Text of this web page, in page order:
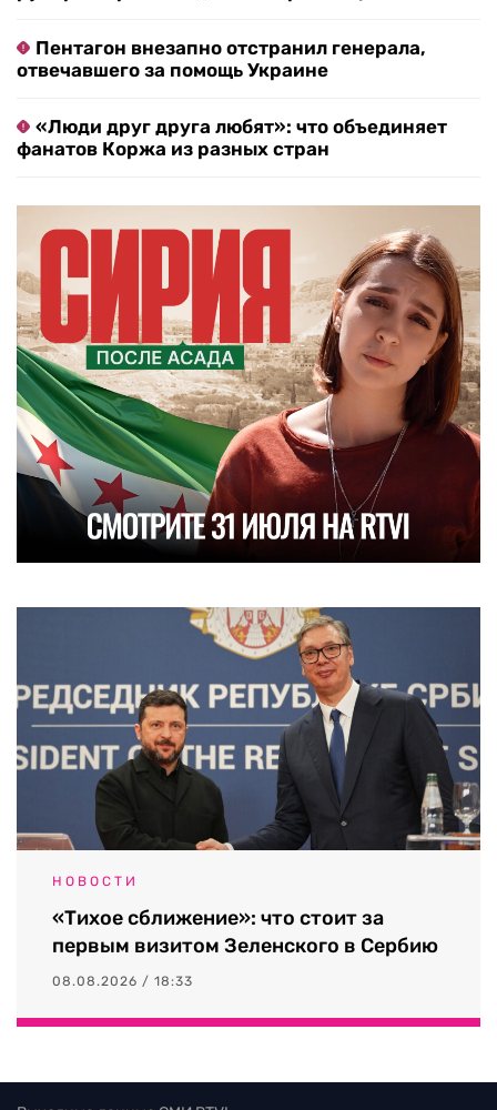
Пентагон внезапно отстранил генерала,
отвечавшего за помощь Украине
«Люди друг друга любят»: что объединяет
фанатов Коржа из разных стран
НОВОСТИ
«Тихое сближение»: что стоит за
первым визитом Зеленского в Сербию
08.08.2026 / 18:33